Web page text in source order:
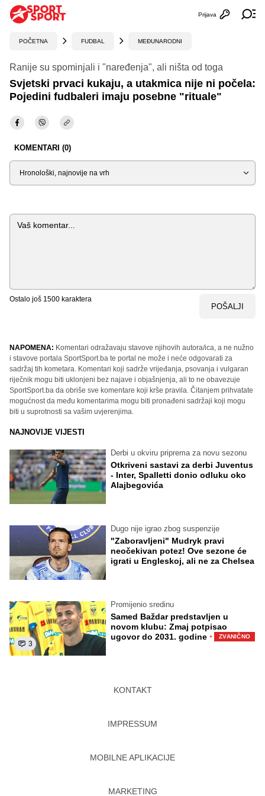
Otvori
Prijava
POČETNA FUDBAL MEĐUNARODNI
Ranije su spominjali i "naređenja", ali ništa od toga
Svjetski prvaci kukaju, a utakmica nije ni počela:
Pojedini fudbaleri imaju posebne "rituale"
KOMENTARI (0)
Sortiraj
Komentar
Ostalo još 1500 karaktera
POŠALJI
NAPOMENA: Komentari odražavaju stavove njihovih autora/ica, a ne nužno
i stavove portala SportSport.ba te portal ne može i neće odgovarati za
sadržaj tih kometara. Komentari koji sadrže vrijeđanja, psovanja i vulgaran
riječnik mogu biti uklonjeni bez najave i objašnjenja, ali to ne obavezuje
SportSport.ba da obriše sve komentare koji krše pravila. Čitanjem prihvatate
mogućnost da među komentarima mogu biti pronađeni sadržaji koji mogu
biti u suprotnosti sa vašim uvjerenjima.
NAJNOVIJE VIJESTI
Derbi u okviru priprema za novu sezonu
Otkriveni sastavi za derbi Juventus
- Inter, Spalletti donio odluku oko
Alajbegovića
Dugo nije igrao zbog suspenzije
"Zaboravljeni" Mudryk pravi
neočekivan potez! Ove sezone će
igrati u Engleskoj, ali ne za Chelsea
3
Promijenio sredinu
Samed Baždar predstavljen u
novom klubu: Zmaj potpisao
ugovor do 2031. godine · ZVANIČNO
KONTAKT
IMPRESSUM
MOBILNE APLIKACIJE
MARKETING